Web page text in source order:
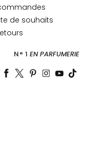
de souhaits
N° 1 EN PARFUMERIE